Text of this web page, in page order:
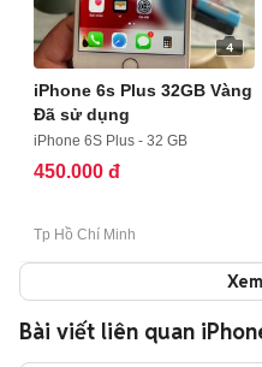
4
iPhone 6s Plus 32GB Vàng
Đã sử dụng
iPhone 6S Plus - 32 GB
450.000 đ
Tp Hồ Chí Minh
Bài viết liên quan